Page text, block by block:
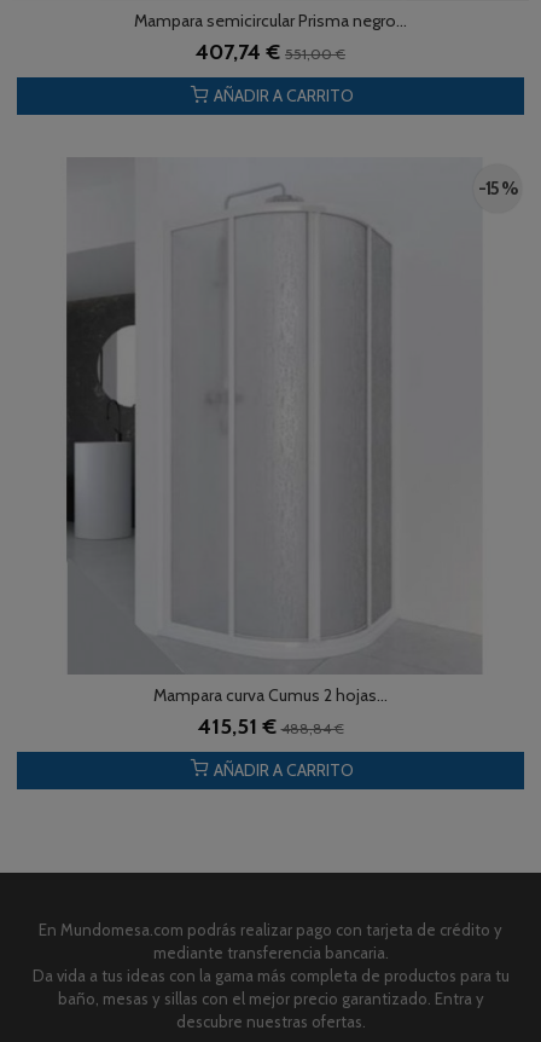
Mampara semicircular Prisma negro...
407,74 € 551,00 €
AÑADIR A CARRITO
-15 %
Mampara curva Cumus 2 hojas...
415,51 €488,84 €
AÑADIR A CARRITO
En Mundomesa.com podrás realizar pago con tarjeta de crédito y
mediante transferencia bancaria.
Da vida a tus ideas con la gama más completa de productos para tu
baño, mesas y sillas con el mejor precio garantizado. Entra y
descubre nuestras ofertas.